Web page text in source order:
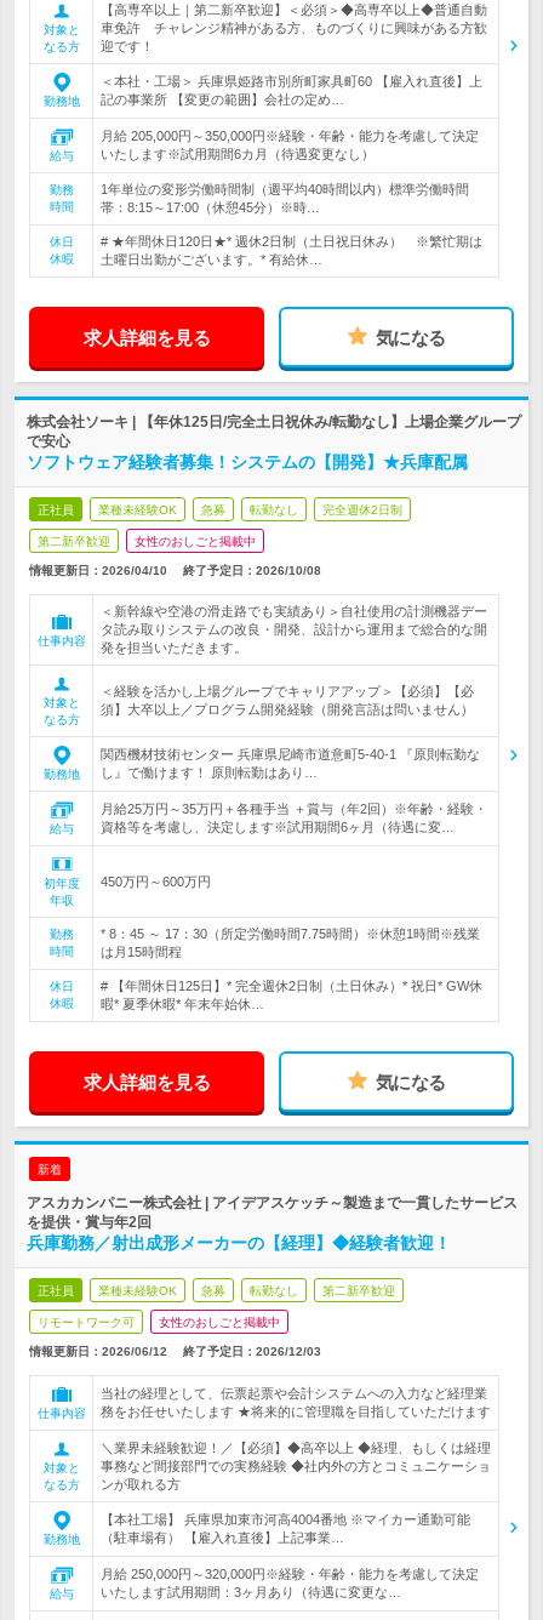
対象と
なる方
【高専卒以上｜第二新卒歓迎】＜必須＞◆高専卒以上◆普通自動
車免許 チャレンジ精神がある方、ものづくりに興味がある方歓
迎です！
勤務地
＜本社・工場＞ 兵庫県姫路市別所町家具町60 【雇入れ直後】上
記の事業所 【変更の範囲】会社の定め…
給与
月給 205,000円～350,000円※経験・年齢・能力を考慮して決定
いたします※試用期間6カ月（待遇変更なし）
勤務
時間
1年単位の変形労働時間制（週平均40時間以内）標準労働時間
帯：8:15～17:00（休憩45分）※時…
休日
休暇
# ★年間休日120日★* 週休2日制（土日祝日休み） ※繁忙期は
土曜日出勤がございます。* 有給休…
求人詳細を見る 気になる
株式会社ソーキ | 【年休125日/完全土日祝休み/転勤なし】上場企業グループ
で安心
ソフトウェア経験者募集！システムの【開発】★兵庫配属
正社員 業種未経験OK 急募 転勤なし 完全週休2日制
第二新卒歓迎 女性のおしごと掲載中
情報更新日：2026/04/10 終了予定日： 2026/10/08
仕事内容
＜新幹線や空港の滑走路でも実績あり＞自社使用の計測機器デー
タ読み取りシステムの改良・開発、設計から運用まで総合的な開
発を担当いただきます。
対象と
なる方
＜経験を活かし上場グループでキャリアアップ＞【必須】【必
須】大卒以上／プログラム開発経験（開発言語は問いません）
勤務地
関西機材技術センター 兵庫県尼崎市道意町5-40-1 『原則転勤な
し』で働けます！ 原則転勤はあり…
給与
月給25万円～35万円＋各種手当 ＋賞与（年2回）※年齢・経験・
資格等を考慮し、決定します※試用期間6ヶ月（待遇に変…
初年度
年収
450万円～600万円
勤務
時間
* 8：45 ～ 17：30（所定労働時間7.75時間）※休憩1時間※残業
は月15時間程
休日
休暇
# 【年間休日125日】* 完全週休2日制（土日休み）* 祝日* GW休
暇* 夏季休暇* 年末年始休…
求人詳細を見る 気になる
新着
アスカカンパニー株式会社 | アイデアスケッチ～製造まで一貫したサービス
を提供・賞与年2回
兵庫勤務／射出成形メーカーの【経理】◆経験者歓迎！
正社員 業種未経験OK 急募 転勤なし 第二新卒歓迎
リモートワーク可 女性のおしごと掲載中
情報更新日：2026/06/12 終了予定日： 2026/12/03
仕事内容
当社の経理として、伝票起票や会計システムへの入力など経理業
務をお任せいたします ★将来的に管理職を目指していただけます
対象と
なる方
＼業界未経験歓迎！／【必須】◆高卒以上 ◆経理、もしくは経理
事務など間接部門での実務経験 ◆社内外の方とコミュニケーショ
ンが取れる方
勤務地
【本社工場】 兵庫県加東市河高4004番地 ※マイカー通勤可能
（駐車場有） 【雇入れ直後】上記事業…
給与
月給 250,000円～320,000円※経験・年齢・能力を考慮して決定
いたします試用期間：3ヶ月あり（待遇に変更な…